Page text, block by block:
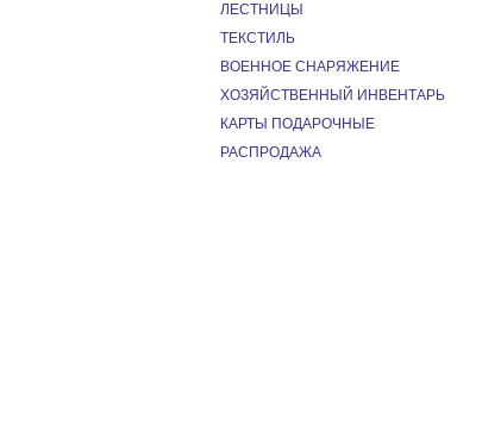
ЛЕСТНИЦЫ
ТЕКСТИЛЬ
ВОЕННОЕ СНАРЯЖЕНИЕ
ХОЗЯЙСТВЕННЫЙ ИНВЕНТАРЬ
КАРТЫ ПОДАРОЧНЫЕ
РАСПРОДАЖА